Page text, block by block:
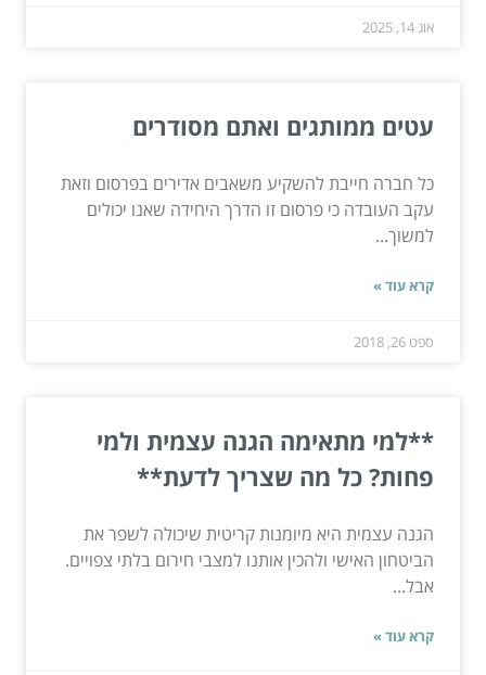
אוג 14, 2025
עטים ממותגים ואתם מסודרים
כל חברה חייבת להשקיע משאבים אדירים בפרסום וזאת
עקב העובדה כי פרסום זו הדרך היחידה שאנו יכולים
למשוך...
קרא עוד »
ספט 26, 2018
**למי מתאימה הגנה עצמית ולמי
פחות? כל מה שצריך לדעת**
הגנה עצמית היא מיומנות קריטית שיכולה לשפר את
הביטחון האישי ולהכין אותנו למצבי חירום בלתי צפויים.
אבל...
קרא עוד »